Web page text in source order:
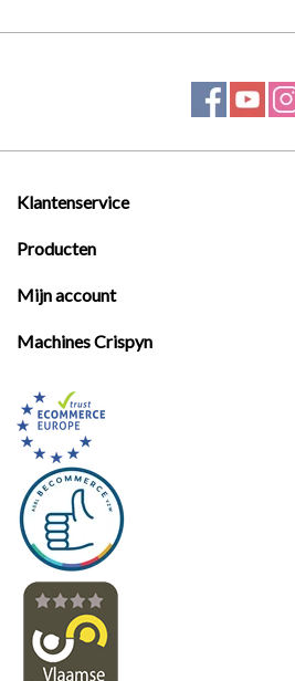
Klantenservice
Producten
Mijn account
Machines Crispyn